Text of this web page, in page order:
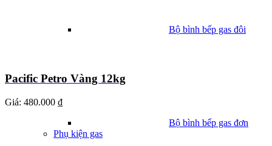
Bộ bình bếp gas đôi
Bộ bình bếp gas đơn
Phụ kiện gas
Pacific Petro Vàng 12kg
Giá: 480.000 ₫